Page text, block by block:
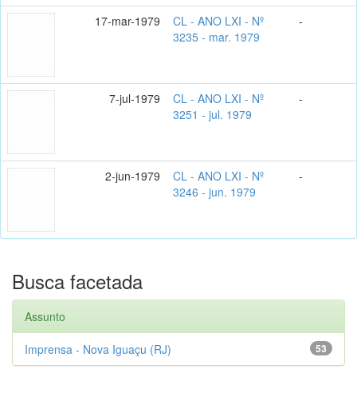
17-mar-1979
CL - ANO LXI - Nº
3235 - mar. 1979
-
7-jul-1979
CL - ANO LXI - Nº
3251 - jul. 1979
-
2-jun-1979
CL - ANO LXI - Nº
3246 - jun. 1979
-
Busca facetada
Assunto
53
Imprensa - Nova Iguaçu (RJ)